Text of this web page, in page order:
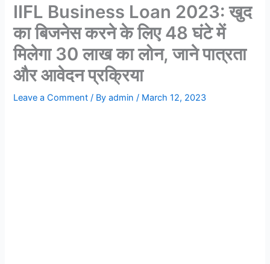
IIFL Business Loan 2023: खुद
का बिजनेस करने के लिए 48 घंटे में
मिलेगा 30 लाख का लोन, जाने पात्रता
और आवेदन प्रक्रिया
Leave a Comment / Byadmin/ March 12, 2023